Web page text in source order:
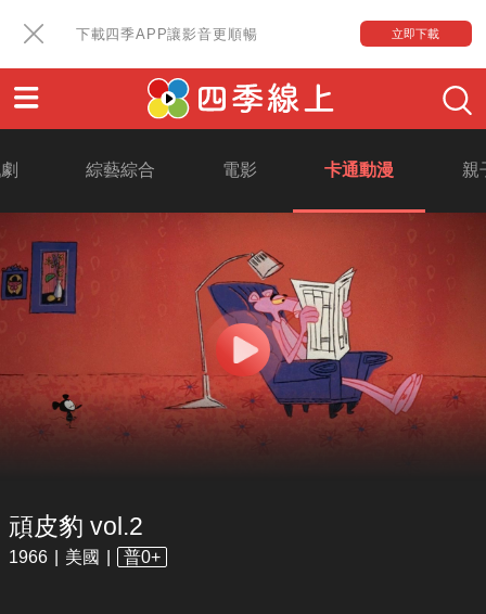
下載四季APP讓影音更順暢 立即下載
綜藝綜合 電影 卡通動漫 親
頑皮豹 vol.2
1966 美國 普0+